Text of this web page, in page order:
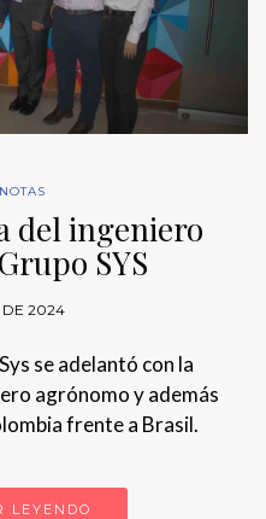
del ingeniero
SYS
DE 2024
se adelantó con la
agrónomo y además
frente a Brasil.
LEYENDO